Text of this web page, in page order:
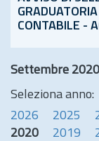
CONTABILE -
Settembre 2020
Seleziona anno:
2026
2025
2020
2019